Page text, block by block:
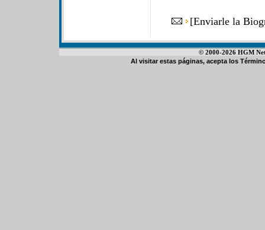
[Enviarle la
© 2000-2026 HGM
Al visitar estas páginas, acepta los